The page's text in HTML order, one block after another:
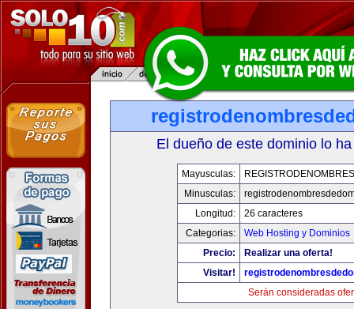
El dueño de este dominio lo
Mayusculas:
Minusculas:
Longitud:
26 caracteres
Categorias:
Web Hosting y Dominios
Precio:
Realizar una oferta!
Visitar!
Serán consideradas